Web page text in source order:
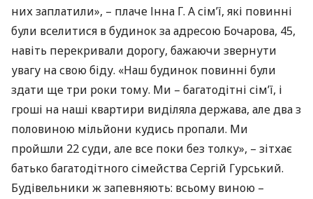
них заплатили», – плаче Інна Г. А сім’ї, які повинні
були вселитися в будинок за адресою Бочарова, 45,
навіть перекривали дорогу, бажаючи звернути
увагу на свою біду. «Наш будинок повинні були
здати ще три роки тому. Ми – багатодітні сім’ї, і
гроші на наші квартири виділяла держава, але два з
половиною мільйони кудись пропали. Ми
пройшли 22 суди, але все поки без толку», – зітхає
батько багатодітного сімейства Сергій Гурський.
Будівельники ж запевняють: всьому виною –